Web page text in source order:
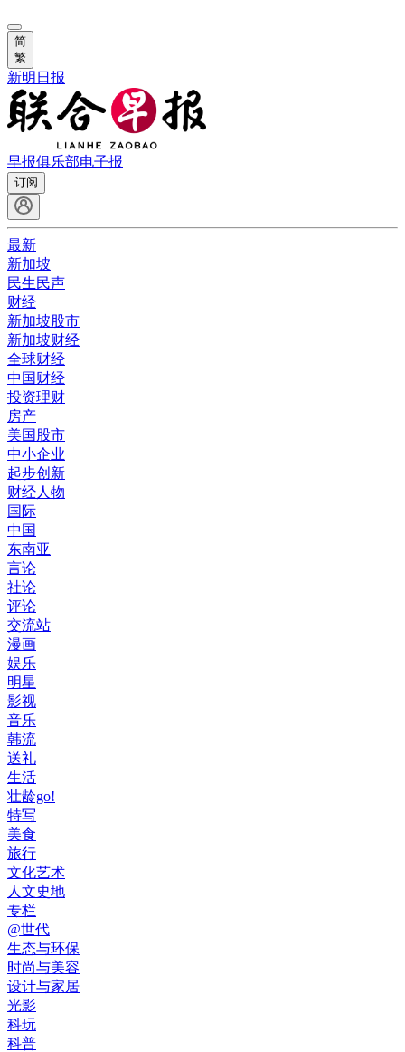
简
繁
新明日报
早报俱乐部电子报
订阅
最新
新加坡
民生民声
财经
新加坡股市
新加坡财经
全球财经
中国财经
投资理财
房产
美国股市
中小企业
起步创新
财经人物
国际
中国
东南亚
言论
社论
评论
交流站
漫画
娱乐
明星
影视
音乐
韩流
送礼
生活
壮龄go!
特写
美食
旅行
文化艺术
人文史地
专栏
@世代
生态与环保
时尚与美容
设计与家居
光影
科玩
科普